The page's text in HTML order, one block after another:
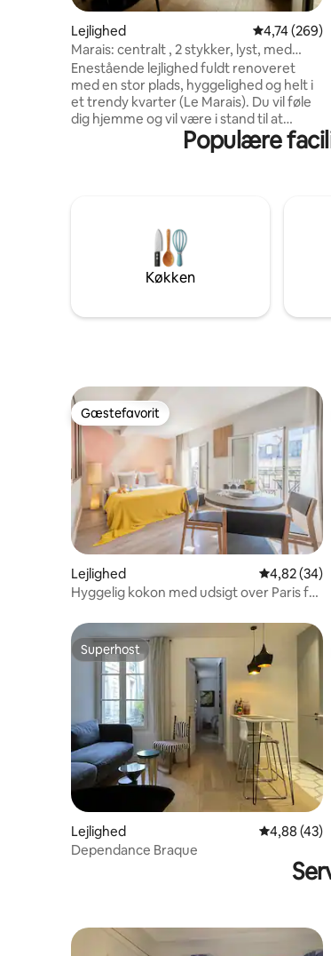
Lejlighed 4,74 ud af 5
4,74 (269)
Marais: centralt , 2 stykker, lyst, med
aircondition
Enestående lejlighed fuldt renoveret
med en stor plads, hyggelighed og helt i
et trendy kvarter (Le Marais). Du vil føle
dig hjemme og vil være i stand til at
lejligheden, kan du nemt gå til alle de
butikker. I den store stue og spisestue
kan du også dele nogle måltider med
dine venner for at leve en god oplevelse
Populære
Køkken
Gæstefavorit
Gæstefavorit
Lejlighed 4,82 ud af
4,82 (34)
Hyggelig kokon med udsigt over Paris fra
Superhost
Superhost
Lejlighed 4,88 ud af
4,88 (43)
Dependance Braque